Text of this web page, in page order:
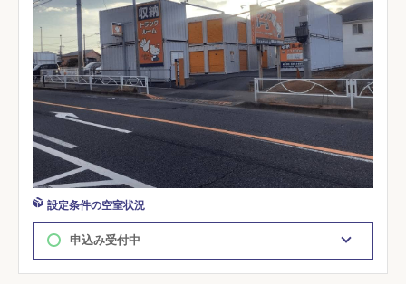
設定条件の空室状況
申込み受付中